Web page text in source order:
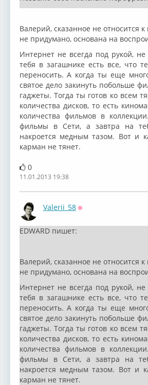
Валерий, сказанное не относится
не придумано, основана на
Интернет не всегда под рукой,
тебя в загашнике есть все, что
переносить. А когда ты еще
святое дело закинуть побольше
гаджеты. Тогда ты готов ко всем
количества дисков, то есть
количества фильмов в
фильмы в Сети, а завтра на
накроется медным тазом. Вот и
карман не тянет.
0
11.01.2013 19:38
Valerii_58
EDWARD пишет:
Валерий, сказанное не относится
не придумано, основана на
Интернет не всегда под рукой,
тебя в загашнике есть все, что
переносить. А когда ты еще
святое дело закинуть побольше
гаджеты. Тогда ты готов ко всем
количества дисков, то есть
количества фильмов в
фильмы в Сети, а завтра на
накроется медным тазом. Вот и
карман не тянет.